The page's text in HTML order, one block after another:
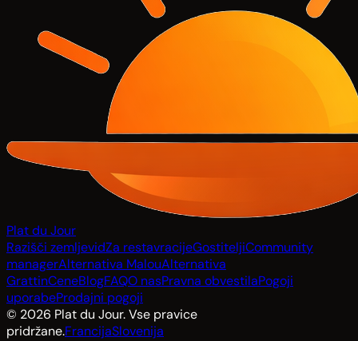
Plat du Jour
Razišči zemljevidZa restavracijeGostiteljiCommunity
managerAlternativa MalouAlternativa
GrattinCeneBlogFAQO nasPravna obvestilaPogoji
uporabeProdajni pogoji
© 2026 Plat du Jour. Vse pravice
pridržane.FrancijaSlovenija